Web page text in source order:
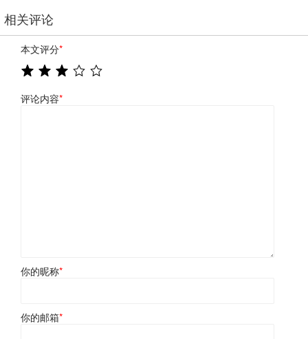
相关评论
本文评分*
评论内容*
你的昵称*
你的邮箱*